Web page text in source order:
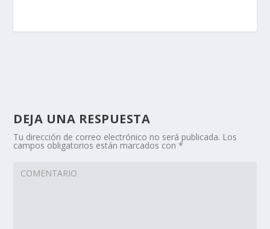
DEJA UNA RESPUESTA
Tu dirección de correo electrónico no será publicada. Los
campos obligatorios están marcados con*